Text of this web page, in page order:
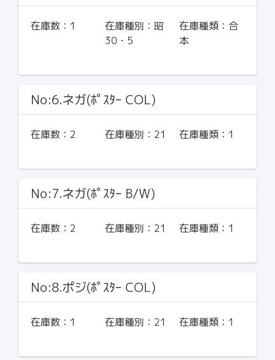
在庫数： 1 在庫種別： 昭
30・5
在庫種類： 合
本
No:6.ネガ(ﾎﾟｽﾀｰ COL)
在庫数： 2 在庫種別： 21 在庫種類： 1
No:7.ネガ(ﾎﾟｽﾀｰ B/W)
在庫数： 2 在庫種別： 21 在庫種類： 1
No:8.ポジ(ﾎﾟｽﾀｰ COL)
在庫数： 1 在庫種別： 21 在庫種類： 1